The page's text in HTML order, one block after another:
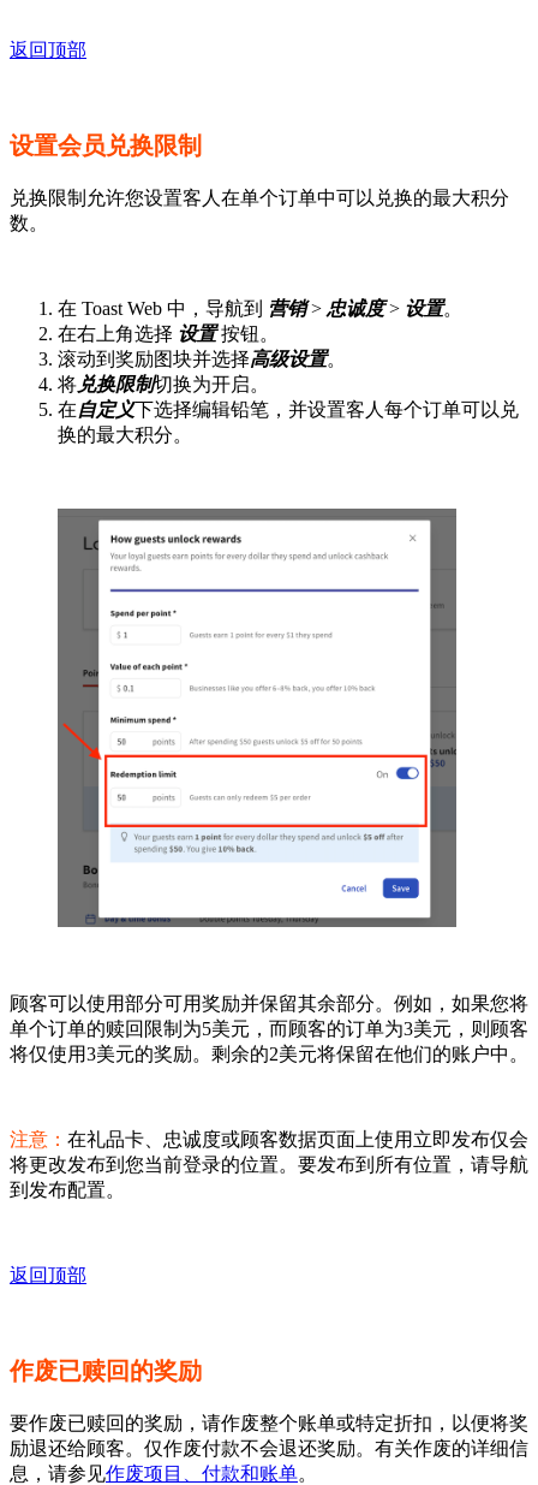
返回顶部
设置会员兑换限制
兑换限制允许您设置客人在单个订单中可以兑换的最大积分
数。
在 Toast Web 中，导航到 营销> 忠诚度> 设置。
在右上角选择 设置按钮。
滚动到奖励图块并选择高级设置。
将 兑换限制切换为开启。
在自定义下选择编辑铅笔，并设置客人每个订单可以兑
换的最大积分。
顾客可以使用部分可用奖励并保留其余部分。例如，如果您将
单个订单的赎回限制为5美元，而顾客的订单为3美元，则顾客
将仅使用3美元的奖励。剩余的2美元将保留在他们的账户中。
注意： 在礼品卡、忠诚度或顾客数据页面上使用立即发布仅会
将更改发布到您当前登录的位置。要发布到所有位置，请导航
到发布配置。
返回顶部
作废已赎回的奖励
要作废已赎回的奖励，请作废整个账单或特定折扣，以便将奖
励退还给顾客。仅作废付款不会退还奖励。有关作废的详细信
息，请参见作废项目、付款和账单。